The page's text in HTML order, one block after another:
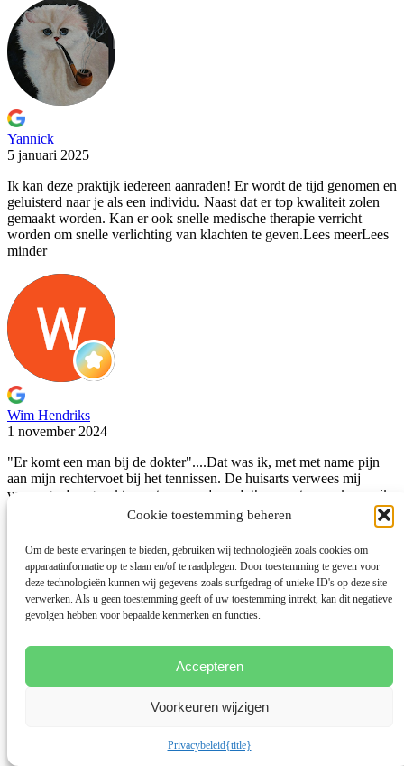
Cookie toestemming beheren
Om de beste ervaringen te bieden, gebruiken wij technologieën zoals cookies om
apparaatinformatie op te slaan en/of te raadplegen. Door toestemming te geven voor
deze technologieën kunnen wij gegevens zoals surfgedrag of unieke ID's op deze site
verwerken. Als u geen toestemming geeft of uw toestemming intrekt, kan dit negatieve
gevolgen hebben voor bepaalde kenmerken en functies.
Accepteren
Voorkeuren wijzigen
Privacybeleid{title}
Yannick
5 januari 2025
Ik kan deze praktijk iedereen aanraden! Er wordt de tijd genomen en
geluisterd naar je als een individu. Naast dat er top kwaliteit zolen
gemaakt worden. Kan er ook snelle medische therapie verricht
worden om snelle verlichting van klachten te geven.Lees meerLees
minder
Wim Hendriks
1 november 2024
"Er komt een man bij de dokter"....Dat was ik, met met name pijn
aan mijn rechtervoet bij het tennissen. De huisarts verwees mij
vanwege doorgezakte voeten naar de podotherapeut en zo kwam ik
bij Frans en Cecile terecht. Mijn verwachtingen waren niet bijster
hoog gespannen en ik vreesde voor de nodige behandelingen die
uiteindelijk weinig soelaas zouden bieden. Maar wat schetst mijn
verbazing, bijna direct zagen zij wat er aan mijn voeten schortte en
zij adviseerden zooltjes. En toen ik die ophaalde korte tijd later en er
gebruik van ging maken waren mijn klachten als sneeuw voor de
zon verdwenen. Superfijn, dus ik kan Frans en Cecile van harte
aanbevelen. Niet alleen vanwege hun deskundigheid maar ook